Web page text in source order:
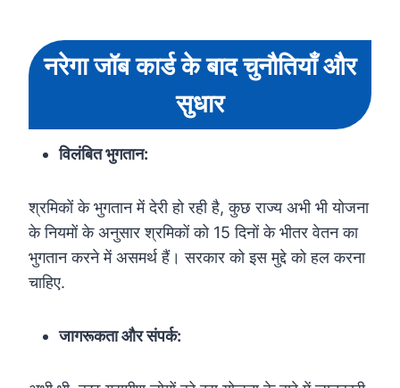
नरेगा जॉब कार्ड के बाद चुनौतियाँ और
सुधार
विलंबित भुगतान:
श्रमिकों के भुगतान में देरी हो रही है, कुछ राज्य अभी भी योजना
के नियमों के अनुसार श्रमिकों को 15 दिनों के भीतर वेतन का
भुगतान करने में असमर्थ हैं। सरकार को इस मुद्दे को हल करना
चाहिए.
जागरूकता और संपर्क: